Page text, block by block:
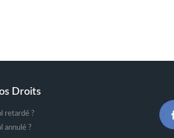
Droits
retardé ?
annulé ?